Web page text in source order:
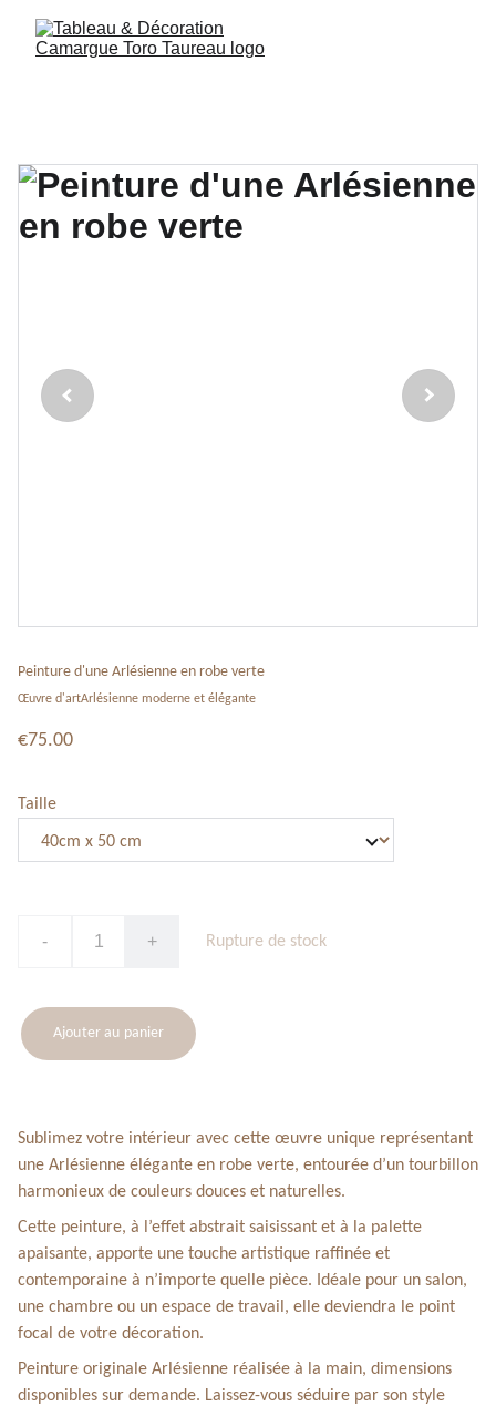
Peinture d'une Arlésienne en robe verte
Œuvre d'artArlésienne moderne et élégante
€75.00
Taille
- + Rupture de stock
Ajouter au panier
Sublimez votre intérieur avec cette œuvre unique représentant
une Arlésienne élégante en robe verte, entourée d’un tourbillon
harmonieux de couleurs douces et naturelles.
Cette peinture, à l’effet abstrait saisissant et à la palette
apaisante, apporte une touche artistique raffinée et
contemporaine à n’importe quelle pièce. Idéale pour un salon,
une chambre ou un espace de travail, elle deviendra le point
focal de votre décoration.
Peinture originale Arlésienne réalisée à la main, dimensions
disponibles sur demande. Laissez-vous séduire par son style